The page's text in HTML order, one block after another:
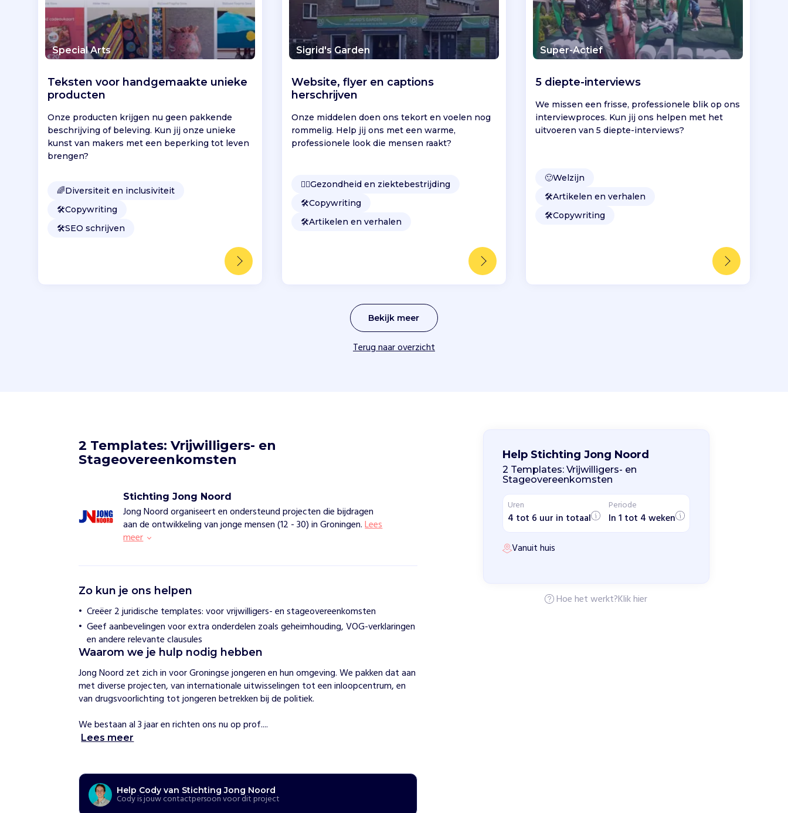
Special Arts
Teksten voor handgemaakte unieke
producten
Onze producten krijgen nu geen pakkende
beschrijving of beleving. Kun jij onze unieke
kunst van makers met een beperking tot leven
brengen?
🌈Diversiteit en inclusiviteit
🛠️Copywriting
🛠️SEO schrijven
Sigrid's Garden
Website, flyer en captions
herschrijven
Onze middelen doen ons tekort en voelen nog
rommelig. Help jij ons met een warme,
professionele look die mensen raakt?
👩‍⚕️Gezondheid en ziektebestrijding
🛠️Copywriting
🛠️Artikelen en verhalen
Super-Actief
5 diepte-interviews
We missen een frisse, professionele blik op ons
interviewproces. Kun jij ons helpen met het
uitvoeren van 5 diepte-interviews?
🙂Welzijn
🛠️Artikelen en verhalen
🛠️Copywriting
Bekijk meer
Terug naar overzicht
2 Templates: Vrijwilligers- en
Stageovereenkomsten
Stichting Jong Noord
Jong Noord organiseert en ondersteund projecten die bijdragen
aan de ontwikkeling van jonge mensen (12 - 30) in Groningen.Lees
meer
t
c
h
t
i
n
g
J
o
n
N
o
d
H
Zo kun je ons helpen
Creëer 2 juridische templates: voor vrijwilligers- en stageovereenkomsten
Geef aanbevelingen voor extra onderdelen zoals geheimhouding, VOG-verklaringen
en andere relevante clausules
Waarom we je hulp nodig hebben
Jong Noord zet zich in voor Groningse jongeren en hun omgeving. We pakken dat aan
met diverse projecten, van internationale uitwisselingen tot een inloopcentrum, en
van drugsvoorlichting tot jongeren betrekken bij de politiek.
We bestaan al 3 jaar en richten ons nu op prof....
Lees meer
Help Cody van Stichting Jong Noord
Cody is jouw contactpersoon voor dit project
Help Stichting Jong Noord
2 Templates: Vrijwilligers- en
Stageovereenkomsten
Uren
4 tot 6 uur in totaal
Periode
In 1 tot 4 weken
Vanuit huis
Hoe het werkt?Klik hier